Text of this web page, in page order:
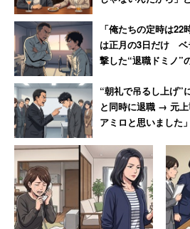
答した人が10代（29.3％）と20代
も約10ポイント以上高い。30代は
だ」（40％）、3位「思ったよりも
（32.3％）が、他年代よりも高くな
また、「思っていたよりも若い」
代（35.3％）が他年代よりも高く
ていないことが明らかとなった。
「俺たちの定時は
は正月の3日だけ ベ
撃した“退職ドミノ”
“朝礼で吊るし上げ”
と同時に退職 → 元
アミロと思いました」